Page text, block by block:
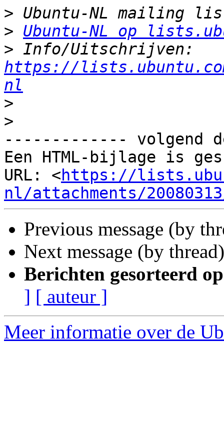
>
> Ubuntu-NL op
>
https://
nl
>
>
------------- volgend
Een HTML-bijlage is
URL: <https://
nl/attachments/
Previous message (by
Next message (by
Berichten gesorteerd
] [ auteur ]
Meer informatie over de